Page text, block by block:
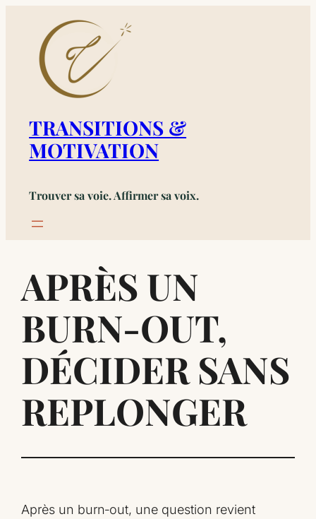
contenu
TRANSITIONS &
MOTIVATION
Trouver sa voie. Affirmer sa voix.
APRÈS UN
BURN‑OUT,
DÉCIDER SANS
REPLONGER
Après un burn‑out, une question revient